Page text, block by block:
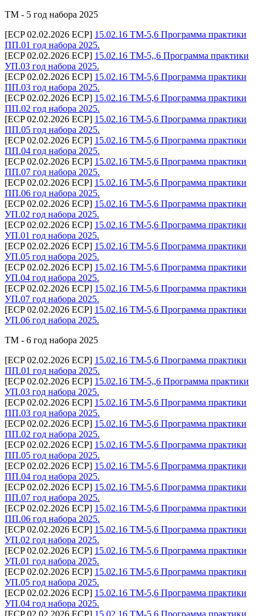
ТМ - 5 год набора 2025
[ECP 02.02.2026 ECP] 15.02.16 ТМ-5,6 Программа практики
ПП.01 год набора 2025.
[ECP 02.02.2026 ECP] 15.02.16 ТМ-5,,6 Программа практики
УП.03 год набора 2025.
[ECP 02.02.2026 ECP] 15.02.16 ТМ-5,6 Программа практики
ПП.03 год набора 2025.
[ECP 02.02.2026 ECP] 15.02.16 ТМ-5,6 Программа практики
ПП.02 год набора 2025.
[ECP 02.02.2026 ECP] 15.02.16 ТМ-5,6 Программа практики
ПП.05 год набора 2025.
[ECP 02.02.2026 ECP] 15.02.16 ТМ-5,6 Программа практики
ПП.04 год набора 2025.
[ECP 02.02.2026 ECP] 15.02.16 ТМ-5,6 Программа практики
ПП.07 год набора 2025.
[ECP 02.02.2026 ECP] 15.02.16 ТМ-5,6 Программа практики
ПП.06 год набора 2025.
[ECP 02.02.2026 ECP] 15.02.16 ТМ-5,6 Программа практики
УП.02 год набора 2025.
[ECP 02.02.2026 ECP] 15.02.16 ТМ-5,6 Программа практики
УП.01 год набора 2025.
[ECP 02.02.2026 ECP] 15.02.16 ТМ-5,6 Программа практики
УП.05 год набора 2025.
[ECP 02.02.2026 ECP] 15.02.16 ТМ-5,6 Программа практики
УП.04 год набора 2025.
[ECP 02.02.2026 ECP] 15.02.16 ТМ-5,6 Программа практики
УП.07 год набора 2025.
[ECP 02.02.2026 ECP] 15.02.16 ТМ-5,6 Программа практики
УП.06 год набора 2025.
ТМ - 6 год набора 2025
[ECP 02.02.2026 ECP] 15.02.16 ТМ-5,6 Программа практики
ПП.01 год набора 2025.
[ECP 02.02.2026 ECP] 15.02.16 ТМ-5,,6 Программа практики
УП.03 год набора 2025.
[ECP 02.02.2026 ECP] 15.02.16 ТМ-5,6 Программа практики
ПП.03 год набора 2025.
[ECP 02.02.2026 ECP] 15.02.16 ТМ-5,6 Программа практики
ПП.02 год набора 2025.
[ECP 02.02.2026 ECP] 15.02.16 ТМ-5,6 Программа практики
ПП.05 год набора 2025.
[ECP 02.02.2026 ECP] 15.02.16 ТМ-5,6 Программа практики
ПП.04 год набора 2025.
[ECP 02.02.2026 ECP] 15.02.16 ТМ-5,6 Программа практики
ПП.07 год набора 2025.
[ECP 02.02.2026 ECP] 15.02.16 ТМ-5,6 Программа практики
ПП.06 год набора 2025.
[ECP 02.02.2026 ECP] 15.02.16 ТМ-5,6 Программа практики
УП.02 год набора 2025.
[ECP 02.02.2026 ECP] 15.02.16 ТМ-5,6 Программа практики
УП.01 год набора 2025.
[ECP 02.02.2026 ECP] 15.02.16 ТМ-5,6 Программа практики
УП.05 год набора 2025.
[ECP 02.02.2026 ECP] 15.02.16 ТМ-5,6 Программа практики
УП.04 год набора 2025.
[ECP 02.02.2026 ECP] 15.02.16 ТМ-5,6 Программа практики